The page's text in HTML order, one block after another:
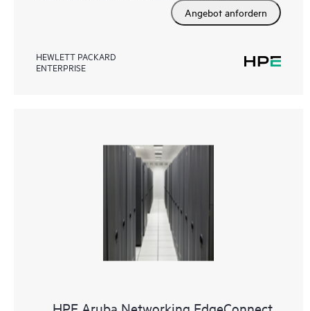
Angebot anfordern
HEWLETT PACKARD
ENTERPRISE